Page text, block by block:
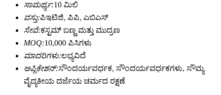
ಸಾಮರ್ಥ್ಯ:10 ಮಿಲಿ
ವಸ್ತು:ಪಿಇಟಿಜಿ, ಪಿಪಿ, ಎಬಿಎಸ್
ಸೇವೆ:ಕಸ್ಟಮ್ ಬಣ್ಣ ಮತ್ತು ಮುದ್ರಣ
MOQ:10,000 ಪಿಸಿಗಳು
ಮಾದರಿಗಳು:ಲಭ್ಯವಿದೆ
ಅಪ್ಲಿಕೇಶನ್:ಸೌಂದರ್ಯವರ್ಧಕ, ಸೌಂದರ್ಯವರ್ಧಕಗಳು, ಸೌಮ್ಯ
ವೈದ್ಯಕೀಯ ದರ್ಜೆಯ ಚರ್ಮದ ರಕ್ಷಣೆ